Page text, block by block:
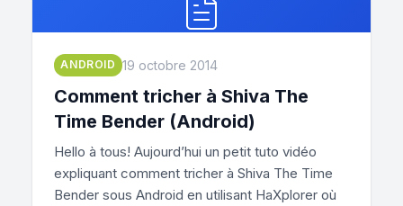
ANDROID 19 octobre 2014
Comment tricher à Shiva The
Time Bender (Android)
Hello à tous! Aujourd’hui un petit tuto vidéo
expliquant comment tricher à Shiva The Time
Bender sous Android en utilisant HaXplorer où